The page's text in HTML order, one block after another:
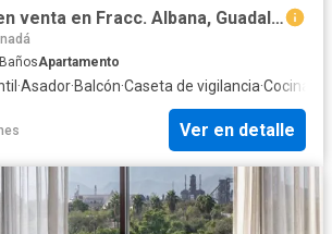
Departamento en venta en Fracc. Albana, Guadalupe
BañosApartamento
·Asador·Balcón·Caseta de vigilancia·Cocina
Ver en detalle